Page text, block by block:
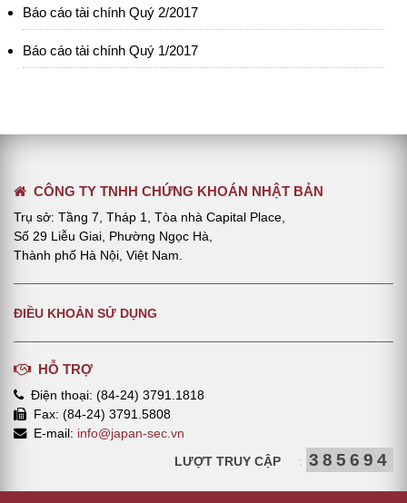
Báo cáo tài chính Quý 2/2017
Báo cáo tài chính Quý 1/2017
CÔNG TY TNHH CHỨNG KHOÁN NHẬT BẢN
Trụ sở: Tầng 7, Tháp 1, Tòa nhà Capital Place,
Số 29 Liễu Giai, Phường Ngọc Hà,
Thành phố Hà Nội, Việt Nam.
ĐIỀU KHOẢN SỬ DỤNG
HỖ TRỢ
Điện thoại: (84-24) 3791.1818
Fax: (84-24) 3791.5808
E-mail: info@japan-sec.vn
LƯỢT TRUY CẬP
: 385694